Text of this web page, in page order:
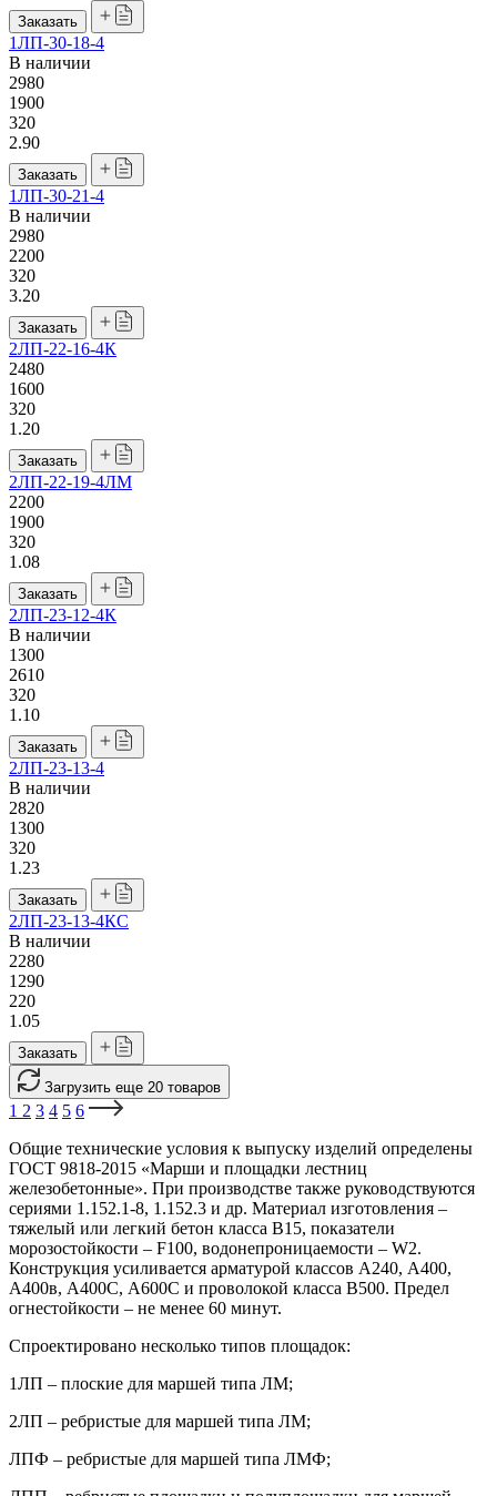
Заказать
1ЛП-30-18-4
В наличии
2980
1900
320
2.90
Заказать
1ЛП-30-21-4
В наличии
2980
2200
320
3.20
Заказать
2ЛП-22-16-4К
2480
1600
320
1.20
Заказать
2ЛП-22-19-4ЛМ
2200
1900
320
1.08
Заказать
2ЛП-23-12-4К
В наличии
1300
2610
320
1.10
Заказать
2ЛП-23-13-4
В наличии
2820
1300
320
1.23
Заказать
2ЛП-23-13-4КС
В наличии
2280
1290
220
1.05
Заказать
Загрузить еще 20 товаров
1 2 3 4 5 6
Общие технические условия к выпуску изделий определены
ГОСТ 9818-2015 «Марши и площадки лестниц
железобетонные». При производстве также руководствуются
сериями 1.152.1-8, 1.152.3 и др. Материал изготовления –
тяжелый или легкий бетон класса В15, показатели
морозостойкости – F100, водонепроницаемости – W2.
Конструкция усиливается арматурой классов А240, А400,
А400в, А400С, А600С и проволокой класса В500. Предел
огнестойкости – не менее 60 минут.
Спроектировано несколько типов площадок:
1ЛП – плоские для маршей типа ЛМ;
2ЛП – ребристые для маршей типа ЛМ;
ЛПФ – ребристые для маршей типа ЛМФ;